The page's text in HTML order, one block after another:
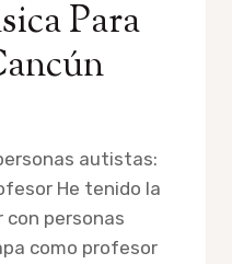
Para
autistas:
He tenido la
personas
como profesor